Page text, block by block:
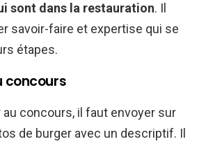
sont dans la restauration. Il
savoir-faire et expertise qui se
étapes.
concours
concours, il faut envoyer sur
de burger avec un descriptif. Il